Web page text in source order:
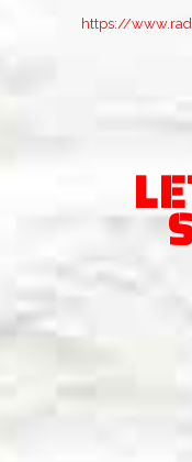
https://